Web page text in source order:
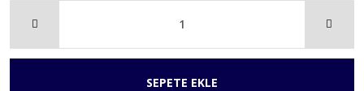
SEPETE EKLE